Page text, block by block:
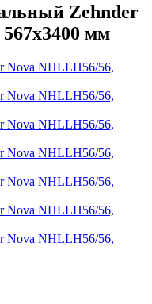
Zehnder
мм